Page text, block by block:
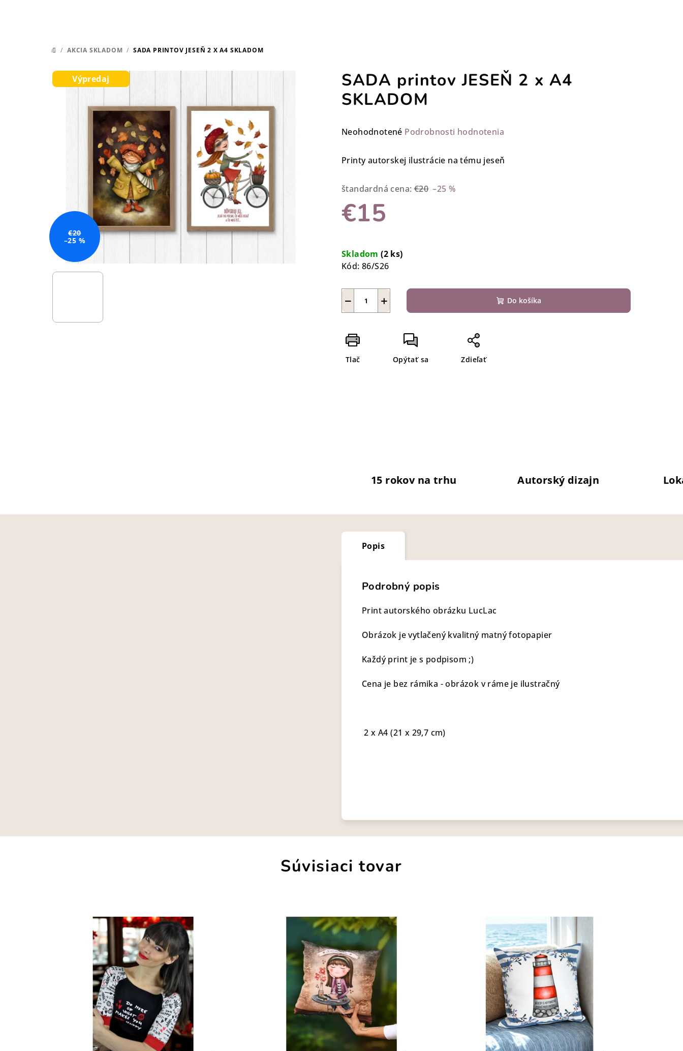
DOMOV
/ AKCIA SKLADOM / SADA PRINTOV JESEŇ 2 X A4 SKLADOM
SADA printov JESEŇ 2 x A4
SKLADOM
Priemerné
produktu
z
5
hviezdičiek.
Neohodnotené Podrobnosti hodnotenia
Printy autorskej ilustrácie na tému jeseň
štandardná cena: €20 –25 %
€15
cena:
Skladom(2 ks)
Kód: 86/S26
+
− Do košíka
Tlač Opýtať sa Zdieľať
Výpredaj
€20
–25 %
15 rokov na trhu Autorský dizajn
Popis
Podrobný popis
Print autorského obrázku LucLac
Obrázok je vytlačený kvalitný matný fotopapier
Každý print je s podpisom ;)
Cena je bez rámika - obrázok v ráme je ilustračný
2 x A4 (21 x 29,7 cm)
Súvisiaci tovar